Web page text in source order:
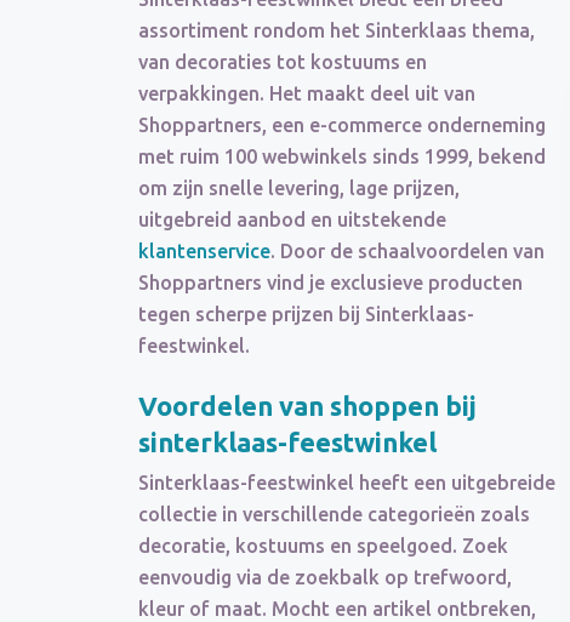
assortiment rondom het Sinterklaas thema,
van decoraties tot kostuums en
verpakkingen. Het maakt deel uit van
Shoppartners, een e-commerce onderneming
met ruim 100 webwinkels sinds 1999, bekend
om zijn snelle levering, lage prijzen,
uitgebreid aanbod en uitstekende
klantenservice. Door de schaalvoordelen van
Shoppartners vind je exclusieve producten
tegen scherpe prijzen bij Sinterklaas-
feestwinkel.
Voordelen van shoppen bij
sinterklaas-feestwinkel
Sinterklaas-feestwinkel heeft een uitgebreide
collectie in verschillende categorieën zoals
decoratie, kostuums en speelgoed. Zoek
eenvoudig via de zoekbalk op trefwoord,
kleur of maat. Mocht een artikel ontbreken,